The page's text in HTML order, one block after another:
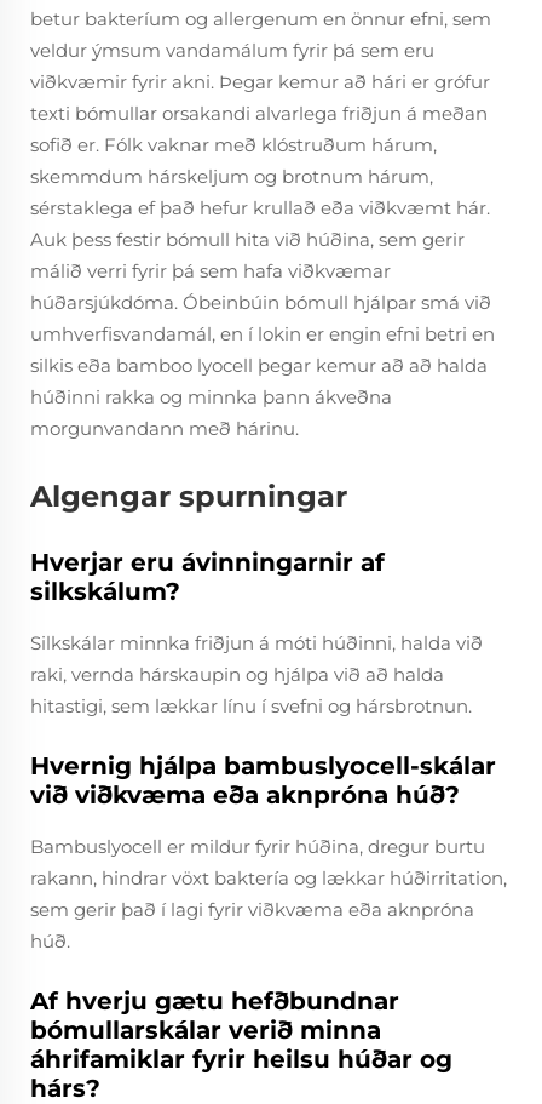
betur bakteríum og allergenum en önnur efni, sem
veldur ýmsum vandamálum fyrir þá sem eru
viðkvæmir fyrir akni. Þegar kemur að hári er grófur
texti bómullar orsakandi alvarlega friðjun á meðan
sofið er. Fólk vaknar með klóstruðum hárum,
skemmdum hárskeljum og brotnum hárum,
sérstaklega ef það hefur krullað eða viðkvæmt hár.
Auk þess festir bómull hita við húðina, sem gerir
málið verri fyrir þá sem hafa viðkvæmar
húðarsjúkdóma. Óbeinbúin bómull hjálpar smá við
umhverfisvandamál, en í lokin er engin efni betri en
silkis eða bamboo lyocell þegar kemur að að halda
húðinni rakka og minnka þann ákveðna
morgunvandann með hárinu.
Algengar spurningar
Hverjar eru ávinningarnir af
silkskálum?
Silkskálar minnka friðjun á móti húðinni, halda við
raki, vernda hárskaupin og hjálpa við að halda
hitastigi, sem lækkar línu í svefni og hársbrotnun.
Hvernig hjálpa bambuslyocell-skálar
við viðkvæma eða aknpróna húð?
Bambuslyocell er mildur fyrir húðina, dregur burtu
rakann, hindrar vöxt baktería og lækkar húðirritation,
sem gerir það í lagi fyrir viðkvæma eða aknpróna
húð.
Af hverju gætu hefðbundnar
bómullarskálar verið minna
áhrifamiklar fyrir heilsu húðar og
hárs?